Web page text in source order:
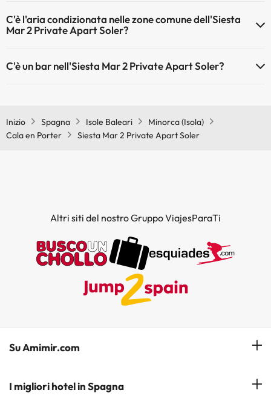
aree comuni
C'è l'aria condizionata nelle zone comune dell'Siesta
Mar 2 Private Apart Soler?
nelle aree comuni.
C'è un bar nell'Siesta Mar 2 Private Apart Soler?
Inizio Spagna Isole Baleari
Minorca (Isola)
Cala en Porter
Siesta Mar 2 Private Apart Soler
Altri siti del nostro Gruppo ViajesParaTi
Su Amimir.com
Il Nostro Team
I migliori hotel in Spagna